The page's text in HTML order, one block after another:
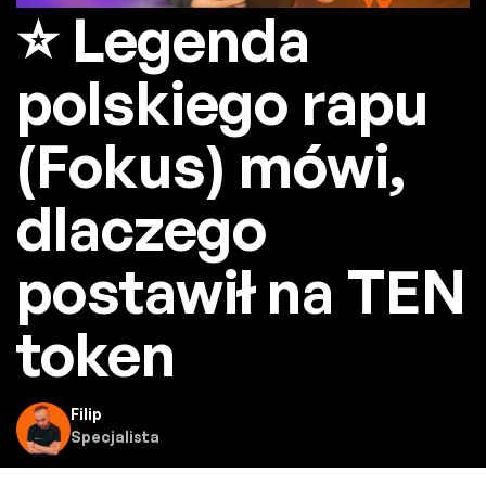
⭐ Legenda
polskiego rapu
(Fokus) mówi,
dlaczego
postawił na TEN
token
Filip
Specjalista